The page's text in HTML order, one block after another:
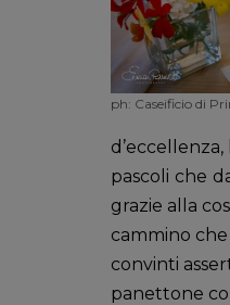
ph: Caseificio di
pascoli che
grazie alla
cammino
convinti
panettone